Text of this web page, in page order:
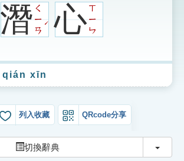
潛ㄑ
ㄧ
ㄢ
ˊ 心ㄒ
ㄧ
ㄣ
qián xīn
列入收藏 QRcode分享
切換辭典 切換